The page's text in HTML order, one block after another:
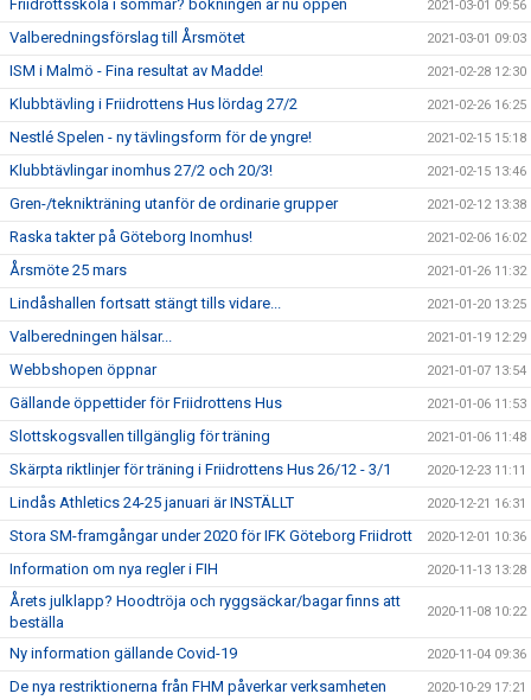
Friidrottsskola i sommar? bokningen är nu öppen 2021-03-01 09:56
Valberedningsförslag till Årsmötet 2021-03-01 09:03
ISM i Malmö - Fina resultat av Madde! 2021-02-28 12:30
Klubbtävling i Friidrottens Hus lördag 27/2 2021-02-26 16:25
Nestlé Spelen - ny tävlingsform för de yngre! 2021-02-15 15:18
Klubbtävlingar inomhus 27/2 och 20/3! 2021-02-15 13:46
Gren-/teknikträning utanför de ordinarie grupper 2021-02-12 13:38
Raska takter på Göteborg Inomhus! 2021-02-06 16:02
Årsmöte 25 mars 2021-01-26 11:32
Lindåshallen fortsatt stängt tills vidare... 2021-01-20 13:25
Valberedningen hälsar... 2021-01-19 12:29
Webbshopen öppnar 2021-01-07 13:54
Gällande öppettider för Friidrottens Hus 2021-01-06 11:53
Slottskogsvallen tillgänglig för träning 2021-01-06 11:48
Skärpta riktlinjer för träning i Friidrottens Hus 26/12 - 3/1 2020-12-23 11:11
Lindås Athletics 24-25 januari är INSTÄLLT 2020-12-21 16:31
Stora SM-framgångar under 2020 för IFK Göteborg Friidrott 2020-12-01 10:36
Information om nya regler i FIH 2020-11-13 13:28
Årets julklapp? Hoodtröja och ryggsäckar/bagar finns att
beställa
2020-11-08 10:22
Ny information gällande Covid-19 2020-11-04 09:36
De nya restriktionerna från FHM påverkar verksamheten 2020-10-29 17:21